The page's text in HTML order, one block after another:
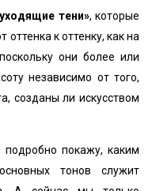
тени», которые
к оттенку, как на
они более или
независимо от того,
созданы ли искусством
подробно покажу, каким
тонов служит